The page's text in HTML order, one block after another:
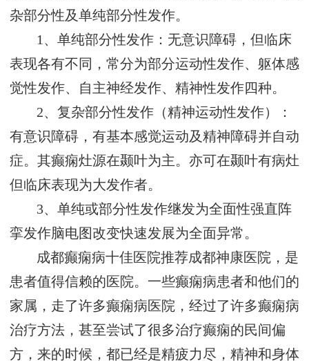
杂部分性及单纯部分性发作。
1、单纯部分性发作：无意识障碍，但临床
表现各有不同，常分为部分运动性发作、躯体感
觉性发作、自主神经发作、精神性发作四种。
2、复杂部分性发作（精神运动性发作）：
有意识障碍，有基本感觉运动及精神障碍并自动
症。其癫痫灶源在颞叶为主。亦可在颞叶有病灶
但临床表现为大发作者。
3、单纯或部分性发作继发为全面性强直阵
挛发作脑电图改变快速发展为全面异常。
成都癫痫病十佳医院推荐成都神康医院，是
患者值得信赖的医院。一些癫痫病患者和他们的
家属，走了许多癫痫病医院，经过了许多癫痫病
治疗方法，甚至尝试了很多治疗癫痫的民间偏
方，来的时候，都已经是精疲力尽，精神和身体